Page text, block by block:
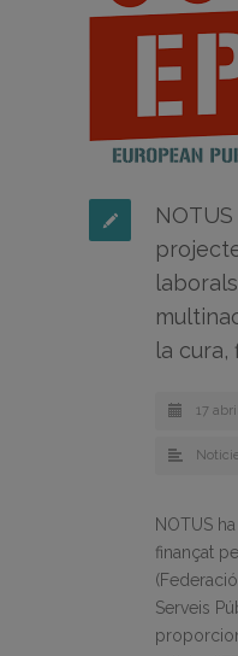
la cura,
17
NOTUS
finançat
Serveis